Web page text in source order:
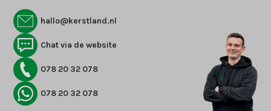
hallo@kerstland.nl
Chat via de website
078 20 32 078
078 20 32 078